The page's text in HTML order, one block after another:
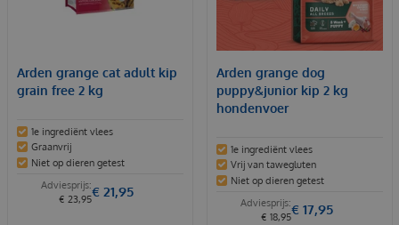
Arden grange cat adult kip
grain free 2 kg
1e ingrediënt vlees
Graanvrij
Niet op dieren getest
€ 23,95€ 21,95
Arden grange dog
puppy&junior kip 2 kg
hondenvoer
1e ingrediënt vlees
Vrij van tawegluten
Niet op dieren getest
€ 18,95€ 17,95